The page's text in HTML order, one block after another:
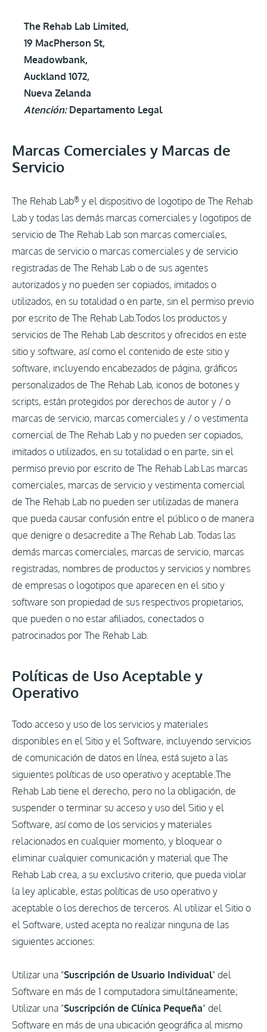
The Rehab Lab Limited,
19 MacPherson St,
Meadowbank,
Auckland 1072,
Nueva Zelanda
Atención:Departamento Legal
Marcas Comerciales y Marcas de
Servicio
The Rehab Lab® y el dispositivo de logotipo de The Rehab
Lab y todas las demás marcas comerciales y logotipos de
servicio de The Rehab Lab son marcas comerciales,
marcas de servicio o marcas comerciales y de servicio
registradas de The Rehab Lab o de sus agentes
autorizados y no pueden ser copiados, imitados o
utilizados, en su totalidad o en parte, sin el permiso previo
por escrito de The Rehab Lab.Todos los productos y
servicios de The Rehab Lab descritos y ofrecidos en este
sitio y software, así como el contenido de este sitio y
software, incluyendo encabezados de página, gráficos
personalizados de The Rehab Lab, iconos de botones y
scripts, están protegidos por derechos de autor y / o
marcas de servicio, marcas comerciales y / o vestimenta
comercial de The Rehab Lab y no pueden ser copiados,
imitados o utilizados, en su totalidad o en parte, sin el
permiso previo por escrito de The Rehab Lab.Las marcas
comerciales, marcas de servicio y vestimenta comercial
de The Rehab Lab no pueden ser utilizadas de manera
que pueda causar confusión entre el público o de manera
que denigre o desacredite a The Rehab Lab. Todas las
demás marcas comerciales, marcas de servicio, marcas
registradas, nombres de productos y servicios y nombres
de empresas o logotipos que aparecen en el sitio y
software son propiedad de sus respectivos propietarios,
que pueden o no estar afiliados, conectados o
patrocinados por The Rehab Lab.
Políticas de Uso Aceptable y
Operativo
Todo acceso y uso de los servicios y materiales
disponibles en el Sitio y el Software, incluyendo servicios
de comunicación de datos en línea, está sujeto a las
siguientes políticas de uso operativo y aceptable.The
Rehab Lab tiene el derecho, pero no la obligación, de
suspender o terminar su acceso y uso del Sitio y el
Software, así como de los servicios y materiales
relacionados en cualquier momento, y bloquear o
eliminar cualquier comunicación y material que The
Rehab Lab crea, a su exclusivo criterio, que pueda violar
la ley aplicable, estas políticas de uso operativo y
aceptable o los derechos de terceros. Al utilizar el Sitio o
el Software, usted acepta no realizar ninguna de las
siguientes acciones:
Utilizar una "Suscripción de Usuario Individual" del
Software en más de 1 computadora simultáneamente;
Utilizar una "Suscripción de Clínica Pequeña" del
Software en más de una ubicación geográfica al mismo